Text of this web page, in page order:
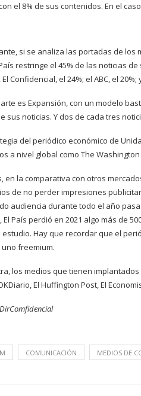
el 8% de sus contenidos. En el
si se analiza las portadas de los
restringe el 45% de las noticias
Confidencial, el 24%; el ABC, el 20%;
es Expansión, con un modelo
sus noticias. Y dos de cada tres
del periódico económico de
a nivel global como The
en la comparativa con otros
de no perder impresiones
audiencia durante todo el año
El País perdió en 2021 algo más de
Hay que recordar que el
freemium.
los medios que tienen
El Huffington Post, El
DirComfidencial
COMUNICACIÓN MEDIOS DE